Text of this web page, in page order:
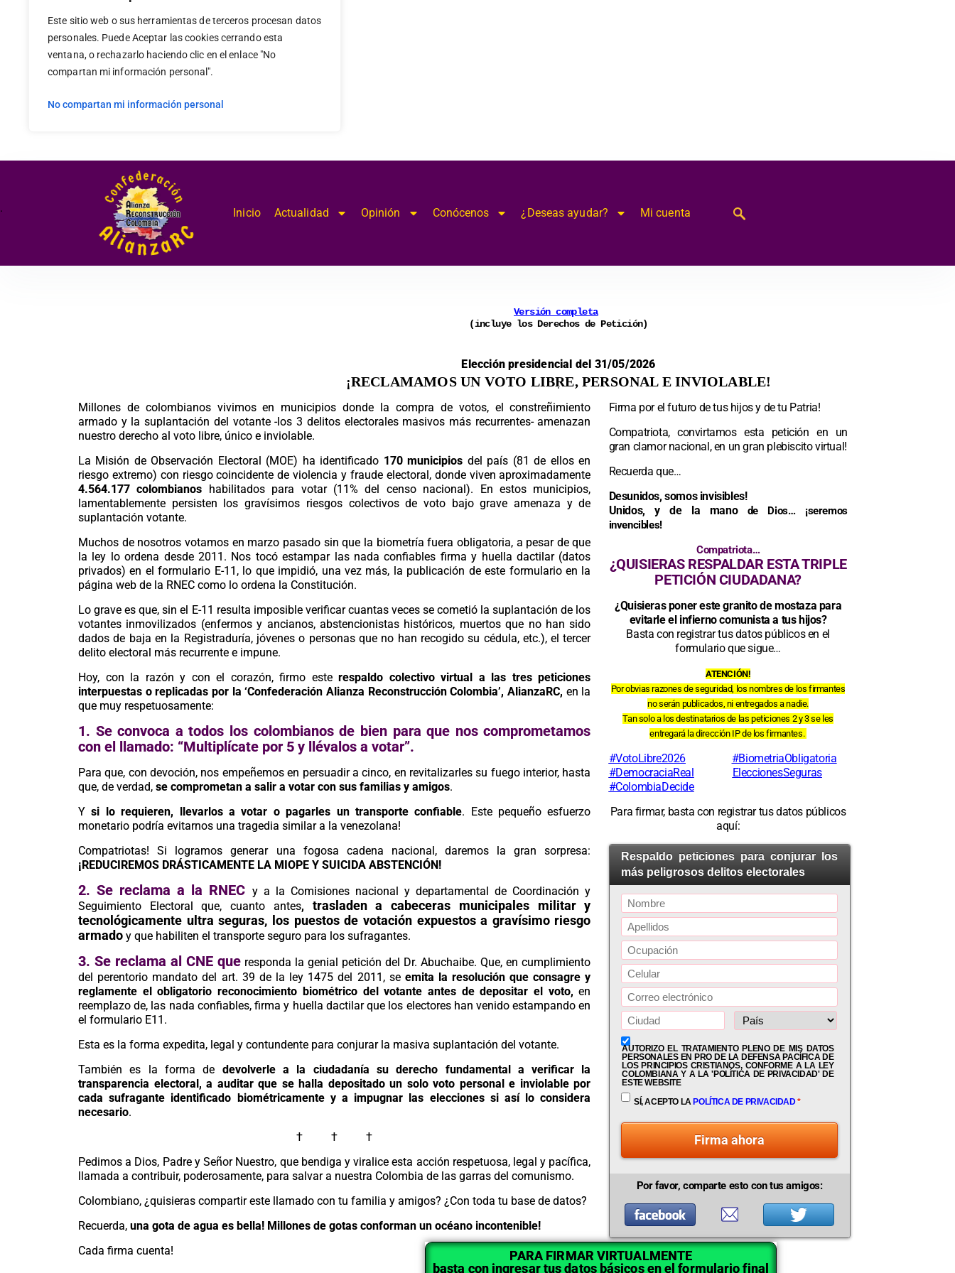
Este sitio web o sus herramientas de terceros procesan datos
personales. Puede Aceptar las cookies cerrando esta
ventana, o rechazarlo haciendo clic en el enlace "No
compartan mi información personal".
No compartan mi información personal
. Inicio Actualidad Opinión Conócenos ¿Deseas ayudar? Mi cuenta
PARA FIRMAR VIRTUALMENTE
basta con ingresar tus datos básicos en el formulario final
Versión completa
(incluye los Derechos de Petición)
Elección presidencial del 31/05/2026
¡RECLAMAMOS UN VOTO LIBRE, PERSONAL E INVIOLABLE!
Millones de colombianos vivimos en municipios donde la compra de votos, el constreñimiento
armado y la suplantación del votante -los 3 delitos electorales masivos más recurrentes- amenazan
nuestro derecho al voto libre, único e inviolable.
La Misión de Observación Electoral (MOE) ha identificado 170 municipios del país (81 de ellos en
riesgo extremo) con riesgo coincidente de violencia y fraude electoral, donde viven aproximadamente
4.564.177 colombianos habilitados para votar (11% del censo nacional). En estos municipios,
lamentablemente persisten los gravísimos riesgos colectivos de voto bajo grave amenaza y de
suplantación votante.
Muchos de nosotros votamos en marzo pasado sin que la biometría fuera obligatoria, a pesar de que
la ley lo ordena desde 2011. Nos tocó estampar las nada confiables firma y huella dactilar (datos
privados) en el formulario E-11, lo que impidió, una vez más, la publicación de este formulario en la
página web de la RNEC como lo ordena la Constitución.
Lo grave es que, sin el E-11 resulta imposible verificar cuantas veces se cometió la suplantación de los
votantes inmovilizados (enfermos y ancianos, abstencionistas históricos, muertos que no han sido
dados de baja en la Registraduría, jóvenes o personas que no han recogido su cédula, etc.), el tercer
delito electoral más recurrente e impune.
Hoy, con la razón y con el corazón, firmo esterespaldo colectivo virtual a las tres peticiones
interpuestas o replicadas por la ‘Confederación Alianza Reconstrucción Colombia’, AlianzaRC, en la
que muy respetuosamente:
1. Se convoca a todos los colombianos de bien para que nos comprometamos
con el llamado: “Multiplícate por 5 y llévalos a votar”.
Para que, con devoción, nos empeñemos en persuadir a cinco, en revitalizarles su fuego interior, hasta
que, de verdad, se comprometan a salir a votar con sus familias y amigos.
Ysi lo requieren, llevarlos a votar o pagarles un transporte confiable. Este pequeño esfuerzo
monetario podría evitarnos una tragedia similar a la venezolana!
Compatriotas! Si logramos generar una fogosa cadena nacional, daremos la gran sorpresa:
¡REDUCIREMOS DRÁSTICAMENTE LA MIOPE Y SUICIDA ABSTENCIÓN!
2. Se reclama a la RNEC y a la Comisiones nacional y departamental de Coordinación y
Seguimiento Electoral que, cuanto antes, trasladen a cabeceras municipales militar y
tecnológicamente ultra seguras, los puestos de votación expuestos a gravísimo riesgo
armado y que habiliten el transporte seguro para los sufragantes.
3.Se reclama al CNE que responda la genial petición del Dr. Abuchaibe. Que, en cumplimiento
del perentorio mandato del art. 39 de la ley 1475 del 2011,se emita la resolución que consagre y
reglamente el obligatorio reconocimiento biométrico del votante antes de depositar el voto, en
reemplazo de, las nada confiables, firma y huella dactilar que los electores han venido estampando en
el formulario E11.
Esta es la forma expedita, legal y contundente para conjurar la masiva suplantación del votante.
También es la forma de devolverle a la ciudadanía su derecho fundamental a verificar la
transparencia electoral, a auditar que se halla depositado un solo voto personal e inviolable por
cada sufragante identificado biométricamente y a impugnar las elecciones si así lo considera
necesario.
† † †
Pedimos a Dios, Padre y Señor Nuestro, que bendiga y viralice esta acción respetuosa, legal y pacífica,
llamada a contribuir, poderosamente, para salvar a nuestra Colombia de las garras del comunismo.
Colombiano, ¿quisieras compartir este llamado con tu familia y amigos? ¿Con toda tu base de datos?
Recuerda, una gota de agua es bella! Millones de gotas conforman un océano incontenible!
Cada firma cuenta!
Firma por el futuro de tus hijos y de tu Patria!
Compatriota, convirtamos esta petición en un
gran clamor nacional, en un gran plebiscito virtual!
Recuerda que…
Desunidos, somos invisibles!
Unidos, y de la mano de Dios… ¡seremos
invencibles!
Compatriota…
¿QUISIERAS RESPALDAR ESTA TRIPLE
PETICIÓN CIUDADANA?
¿Quisieras poner este granito de mostaza para
evitarle el infierno comunista a tus hijos?
Basta con registrar tus datos públicos en el
formulario que sigue…
ATENCIÓN!
Por obvias razones de seguridad, los nombres de los firmantes
no serán publicados, ni entregados a nadie.
Tan solo a los destinatarios de las peticiones 2 y 3 se les
entregará la dirección IP de los firmantes.
#VotoLibre2026
#BiometriaObligatoria
#DemocraciaReal
EleccionesSeguras
#ColombiaDecide
Para firmar, basta con registrar tus datos públicos
aquí:
Respaldo peticiones para conjurar los
más peligrosos delitos electorales
AUTORIZO EL TRATAMIENTO PLENO DE MIS DATOS
PERSONALES EN PRO DE LA DEFENSA PACÍFICA DE
LOS PRINCIPIOS CRISTIANOS, CONFORME A LA LEY
COLOMBIANA Y A LA 'POLÍTICA DE PRIVACIDAD' DE
ESTE WEBSITE
SÍ, ACEPTO LAPOLÍTICA DE PRIVACIDAD*
Firma ahora
Por favor, comparte esto con tus amigos: